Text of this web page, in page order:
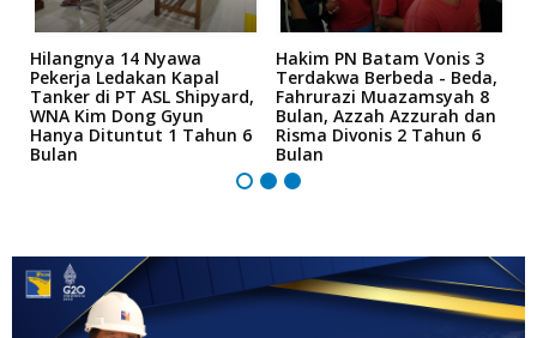
Hilangnya 14 Nyawa
Pekerja Ledakan Kapal
Tanker di PT ASL Shipyard,
WNA Kim Dong Gyun
Hanya Dituntut 1 Tahun 6
Bulan
Hakim PN Batam Vonis 3
Terdakwa Berbeda - Beda,
Fahrurazi Muazamsyah 8
Bulan, Azzah Azzurah dan
Risma Divonis 2 Tahun 6
Bulan